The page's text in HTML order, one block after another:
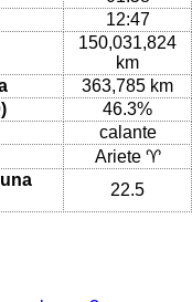
12:47
150,031,824
km
363,785 km
46.3%
calante
Ariete ♈
22.5